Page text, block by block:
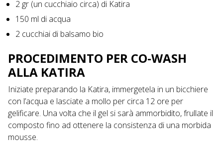
2 gr (un cucchiaio circa) di Katira
150 ml di acqua
2 cucchiai di balsamo bio
PROCEDIMENTO PER CO-WASH
ALLA KATIRA
Iniziate preparando la Katira, immergetela in un bicchiere
con l’acqua e lasciate a mollo per circa 12 ore per
gelificare. Una volta che il gel si sarà ammorbidito, frullate il
composto fino ad ottenere la consistenza di una morbida
mousse.